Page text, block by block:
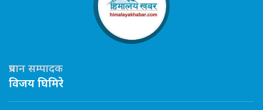
प्रधान सम्पादक
विजय घिमिरे